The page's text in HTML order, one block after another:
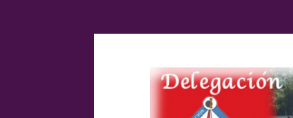
Ir
contenido